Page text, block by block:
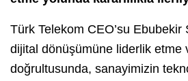
Türk Telekom CEO’su Ebubekir
dijital dönüşümüne liderlik etme
doğrultusunda, sanayimizin